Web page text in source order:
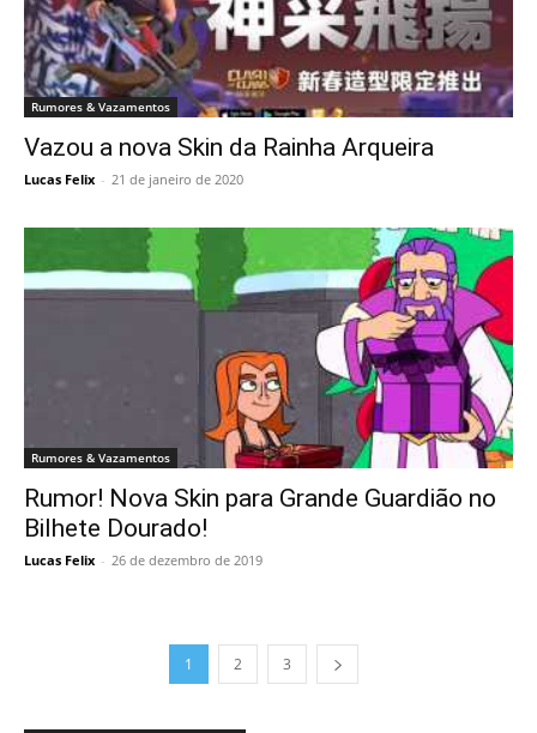
Rumores & Vazamentos
Vazou a nova Skin da Rainha Arqueira
Lucas Felix - 21 de janeiro de 2020
Rumores & Vazamentos
Rumor! Nova Skin para Grande Guardião no
Bilhete Dourado!
Lucas Felix - 26 de dezembro de 2019
1 2 3